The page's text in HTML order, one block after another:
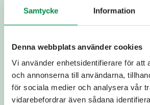
Samtycke Information
Denna webbplats använder cookies
Vi använder enhetsidentifierare för att
och annonserna till användarna,
för sociala medier och analysera vår
vidarebefordrar även sådana
Avtalsvillkor för aktivering,
Allmänna avtalsvillkor elnät
Allmänna avtalsvillkor elnät
lågspänning) -
Gäller från
Allmänna avtalsvillkor för